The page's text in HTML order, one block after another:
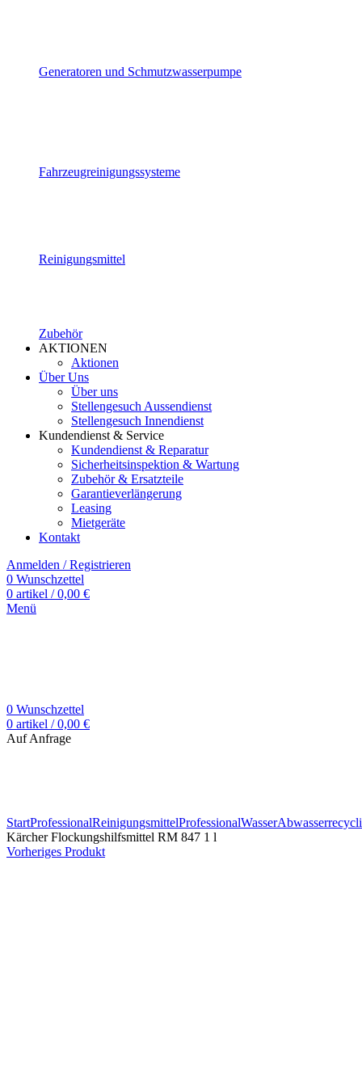
Generatoren und Schmutzwasserpumpe
Fahrzeugreinigungssysteme
Reinigungsmittel
Zubehör
AKTIONEN
Aktionen
Über Uns
Über uns
Stellengesuch Aussendienst
Stellengesuch Innendienst
Kundendienst & Service
Kundendienst & Reparatur
Sicherheitsinspektion & Wartung
Zubehör & Ersatzteile
Garantieverlängerung
Leasing
Mietgeräte
Kontakt
Anmelden / Registrieren
0 Wunschzettel
0 artikel / 0,00 €
Menü
0 Wunschzettel
0 artikel / 0,00 €
Auf Anfrage
StartProfessionalReinigungsmittelProfessionalWasser
Kärcher Flockungshilfsmittel RM 847 1 l
Vorheriges Produkt